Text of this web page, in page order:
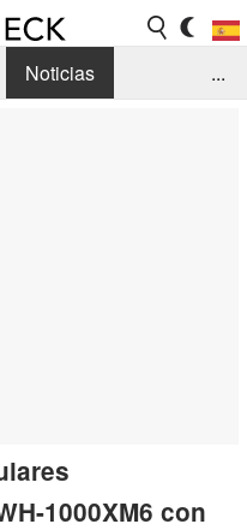
Noticias
...
1000XM6 con